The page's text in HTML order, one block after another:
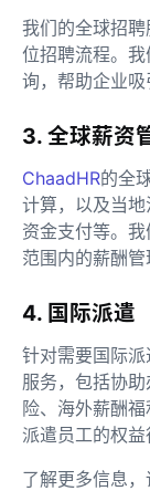
我们的全球招
位招聘流程。
询，帮助企业吸
3. 全球薪资
ChaadHR的全
计算，以及当地
资金支付等。
范围内的薪酬管
4. 国际派遣
针对需要国际派
服务，包括协
险、海外薪酬
派遣员工的权益
了解更多信息，